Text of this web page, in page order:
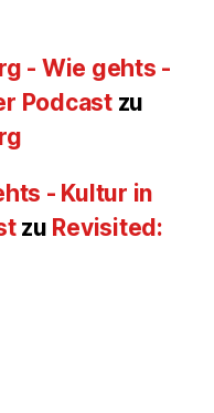
- Wie gehts -
Podcastzu
- Kultur in
zu Revisited: